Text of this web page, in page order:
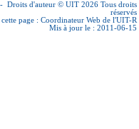
- Droits d'auteur © UIT 2026 Tous droits
réservés
page : Coordinateur Web de l'UIT-R
Mis à jour le : 2011-06-15